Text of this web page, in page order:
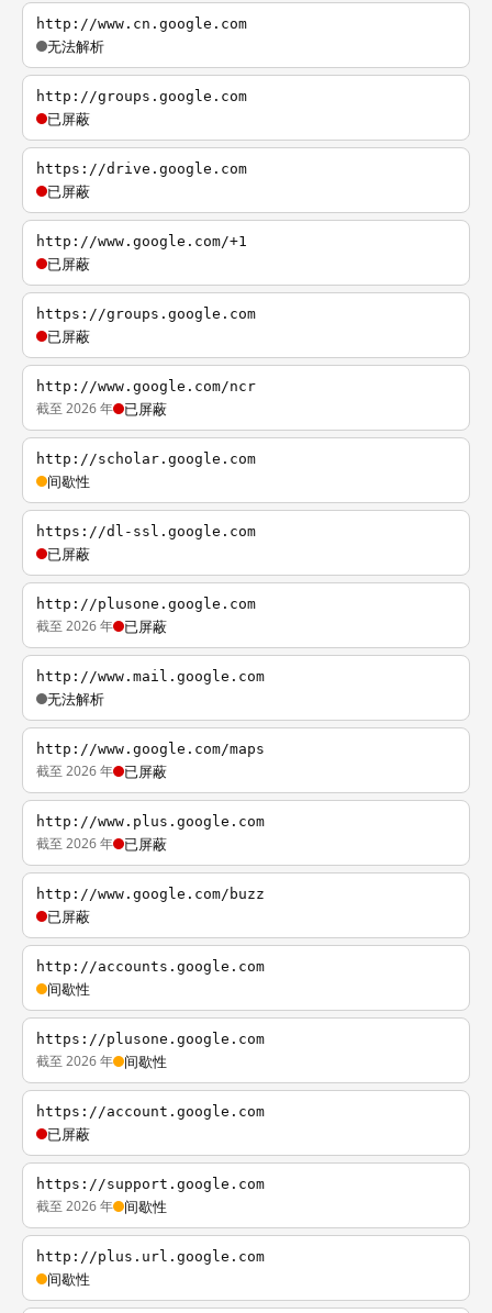
http://www.cn.google.com
无法解析
http://groups.google.com
已屏蔽
https://drive.google.com
已屏蔽
http://www.google.com/+1
已屏蔽
https://groups.google.com
已屏蔽
http://www.google.com/ncr
截至 2026 年 已屏蔽
http://scholar.google.com
间歇性
https://dl-ssl.google.com
已屏蔽
http://plusone.google.com
截至 2026 年 已屏蔽
http://www.mail.google.com
无法解析
http://www.google.com/maps
截至 2026 年 已屏蔽
http://www.plus.google.com
截至 2026 年 已屏蔽
http://www.google.com/buzz
已屏蔽
http://accounts.google.com
间歇性
https://plusone.google.com
截至 2026 年 间歇性
https://account.google.com
已屏蔽
https://support.google.com
截至 2026 年 间歇性
http://plus.url.google.com
间歇性